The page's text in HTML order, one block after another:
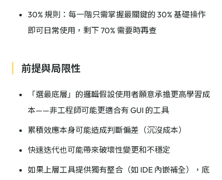
30% 規則：每一階只需掌握最關鍵的 30% 基礎操作
即可日常使用，剩下 70% 需要時再查
前提與局限性
「選最底層」的邏輯假設使用者願意承擔更高學習成
本——非工程師可能更適合有 GUI 的工具
累積效應本身可能造成判斷偏差（沉沒成本）
快速迭代也可能帶來破壞性變更和不穩定
如果上層工具提供獨有整合（如 IDE 內嵌補全），底